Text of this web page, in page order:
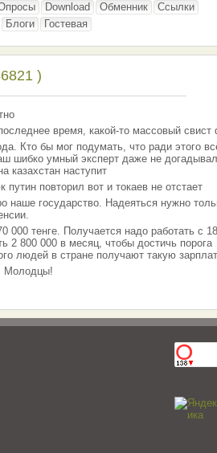
Download Обменник
Ссылки
Блоги Гостевая
)
время, какой-то массовый свист
Кто бы мог подумать, что ради этого
шибко умный эксперт даже не
казахстан наступит
путин повторил вот и токаев не отстает
наше государство. Надеяться нужно
000 тенге. Получается надо работать с
2 800 000 в месяц, чтобы достичь порога
людей в стране получают такую
Молодцы!